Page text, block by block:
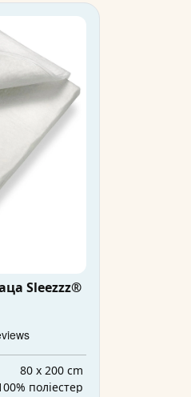
Sleezzz®
80 x 200 cm
поліестер